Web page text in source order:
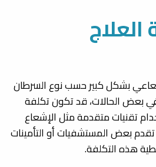
بشكل كبير حسب نوع السرطان
بعض الحالات، قد تكون تكلفة
تقنيات متقدمة مثل الإشعاع
بعض المستشفيات أو التأمينات
هذه التكلفة.